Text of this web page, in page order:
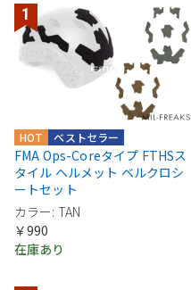
ベストセラー
HOT
FMA Ops-Coreタイプ FTHSス
タイル ヘルメット ベルクロシ
ートセット
カラー: TAN
￥990
在庫あり